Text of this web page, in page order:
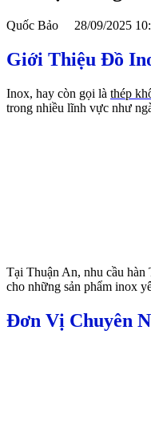
Quốc Bảo 28/09/2025
Giới Thiệu Đồ
Inox, hay còn gọi là thép
trong nhiều lĩnh vực như
Tại Thuận An, nhu cầu hàn
cho những sản phẩm inox
Đơn Vị Chuyên